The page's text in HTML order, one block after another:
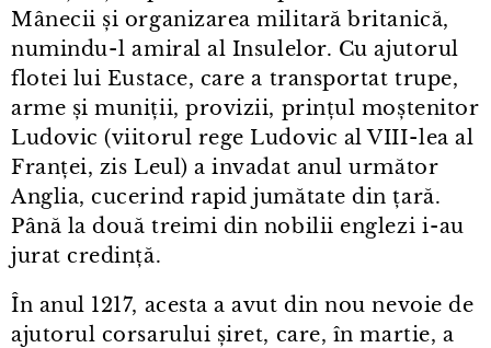
Mânecii și organizarea militară britanică,
numindu⁠-⁠l amiral al Insulelor. Cu ajutorul
flotei lui Eustace, care a transportat trupe,
arme și muniții, provizii, prințul moștenitor
Ludovic (viitorul rege Ludovic al VIII⁠-⁠lea al
Franței, zis Leul) a invadat anul următor
Anglia, cucerind rapid jumătate din țară.
Până la două treimi din nobilii englezi i⁠-⁠au
jurat credință.
În anul 1217, acesta a avut din nou nevoie de
ajutorul corsarului șiret, care, în martie, a